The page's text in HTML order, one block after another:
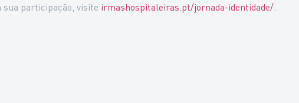
sua participação, visite irmashospitaleiras.pt/jornada-identidade/.